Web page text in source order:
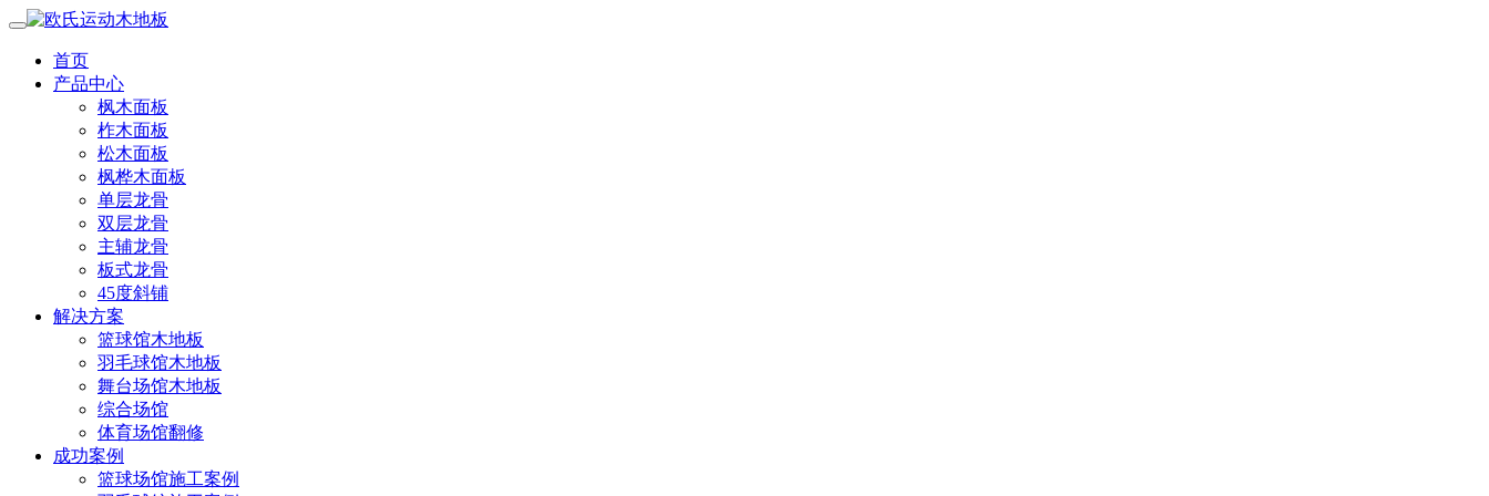
首页
产品中心
枫木面板
柞木面板
松木面板
枫桦木面板
单层龙骨
双层龙骨
主辅龙骨
板式龙骨
45度斜铺
解决方案
篮球馆木地板
羽毛球馆木地板
舞台场馆木地板
综合场馆
体育场馆翻修
成功案例
篮球场馆施工案例